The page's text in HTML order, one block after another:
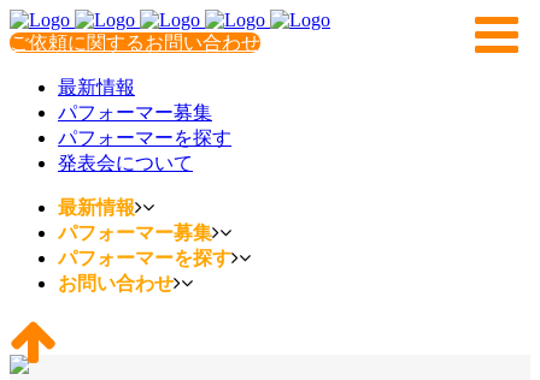
ご依頼に関するお問い合わせ
最新情報
パフォーマー募集
パフォーマーを探す
発表会について
最新情報
パフォーマー募集
パフォーマーを探す
お問い合わせ